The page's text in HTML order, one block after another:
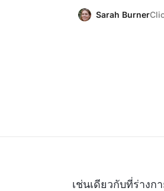
Sarah Burner
เช่นเดียวกับที่ร่าง